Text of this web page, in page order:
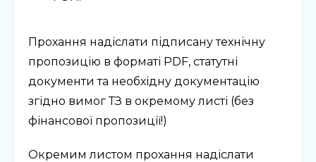
Прохання надіслати підписану технічну
пропозицію в форматі PDF, статутні
документи та необхідну документацію
згідно вимог ТЗ в окремому листі (без
фінансової пропозиції!)
Окремим листом прохання надіслати